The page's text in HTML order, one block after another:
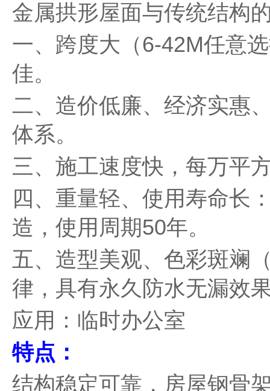
金属拱形屋面与传统结构
一、跨度大（6-42M任意
佳。
二、造价低廉、经济实惠
体系。
三、施工速度快，每万平
四、重量轻、使用寿命长
造，使用周期50年。
五、造型美观、色彩斑斓
律，具有永久防水无漏效
应用：临时办公室
特点：
结构稳定可靠，房屋钢骨